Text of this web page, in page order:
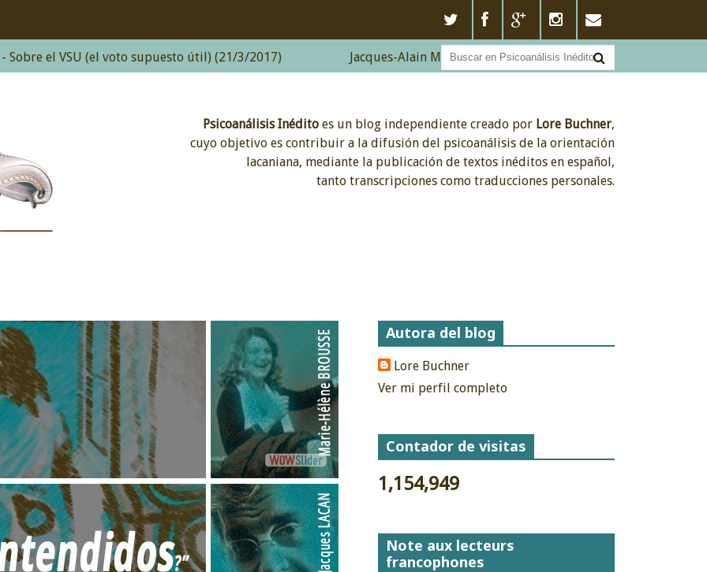
VSU (el voto supuesto útil) (21/3/2017) Jacques-Alain Miller - La querella del Votoútil (20/3/2017)
Psicoanálisis Inédito es un blog independiente creado por Lore Buchner,
cuyo objetivo es contribuir a la difusión del psicoanálisis de la orientación
lacaniana, mediante la publicación de textos inéditos en español,
tanto transcripciones como traducciones personales.
Autora del blog
Lore Buchner
Ver mi perfil completo
Contador de visitas
1,154,949
Note aux lecteurs
francophones